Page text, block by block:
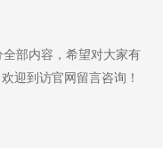
部内容，希望对大家有
迎到访官网留言咨询！